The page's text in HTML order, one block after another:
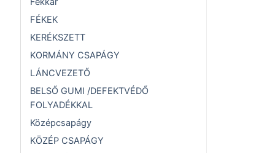
FÉKEK
KERÉKSZETT
KORMÁNY CSAPÁGY
LÁNCVEZETŐ
BELSŐ GUMI /DEFEKTVÉDŐ
FOLYADÉKKAL
Középcsapágy
KÖZÉP CSAPÁGY